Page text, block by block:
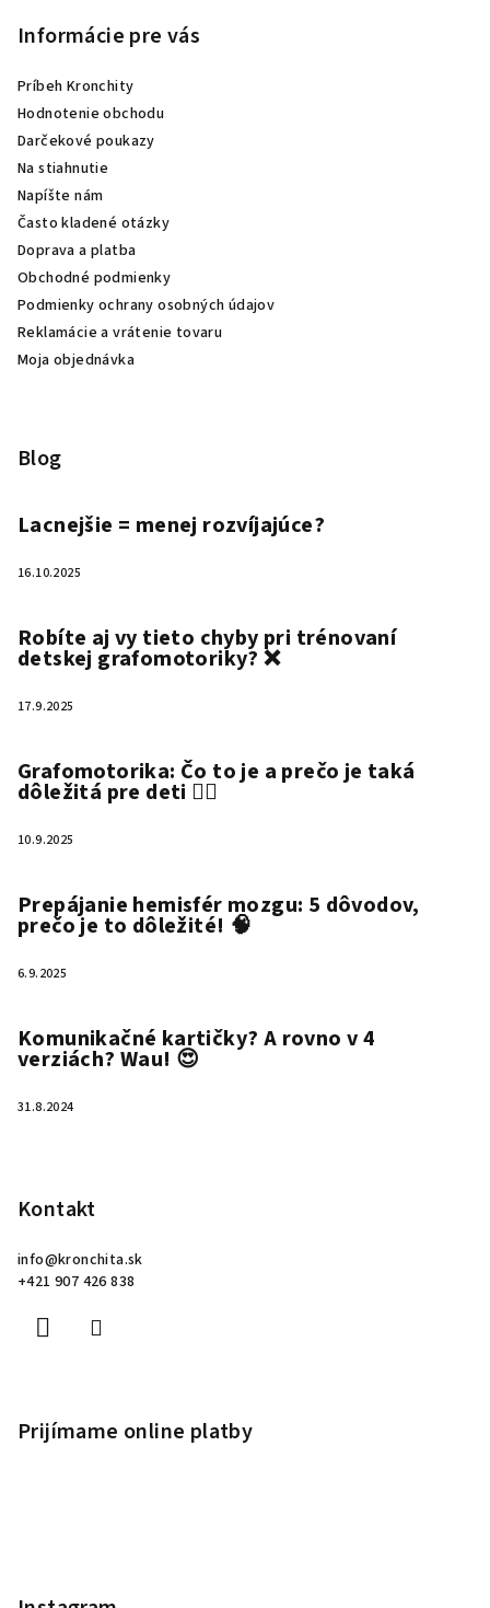
Informácie pre vás
Príbeh Kronchity
Hodnotenie obchodu
Darčekové poukazy
Na stiahnutie
Napíšte nám
Často kladené otázky
Doprava a platba
Obchodné podmienky
Podmienky ochrany osobných údajov
Reklamácie a vrátenie tovaru
Moja objednávka
Blog
Lacnejšie = menej rozvíjajúce?
16.10.2025
Robíte aj vy tieto chyby pri trénovaní
detskej grafomotoriky? ❌
17.9.2025
Grafomotorika: Čo to je a prečo je taká
dôležitá pre deti ✍🏻
10.9.2025
Prepájanie hemisfér mozgu: 5 dôvodov,
prečo je to dôležité! 🧠
6.9.2025
Komunikačné kartičky? A rovno v 4
verziách? Wau! 😍
31.8.2024
Kontakt
info@kronchita.sk
+421 907 426 838
Prijímame online platby